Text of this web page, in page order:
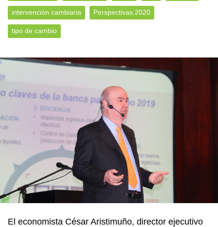
intervención cambiaria Perspectivas 2020
tipo de cambio
El economista César Aristimuño, director ejecutivo